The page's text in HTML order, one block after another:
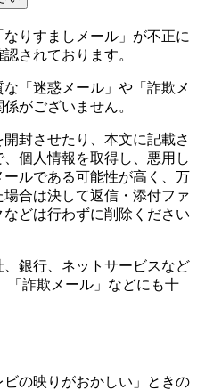
りすましメール」が不正に
されております。
「迷惑メール」や「詐欺メ
がございません。
封させたり、本文に記載さ
個人情報を取得し、悪用し
ルである可能性が高く、万
合は決して返信・添付ファ
どは行わずに削除ください
銀行、ネットサービスなど
「詐欺メール」などにも十
の映りがおかしい」ときの